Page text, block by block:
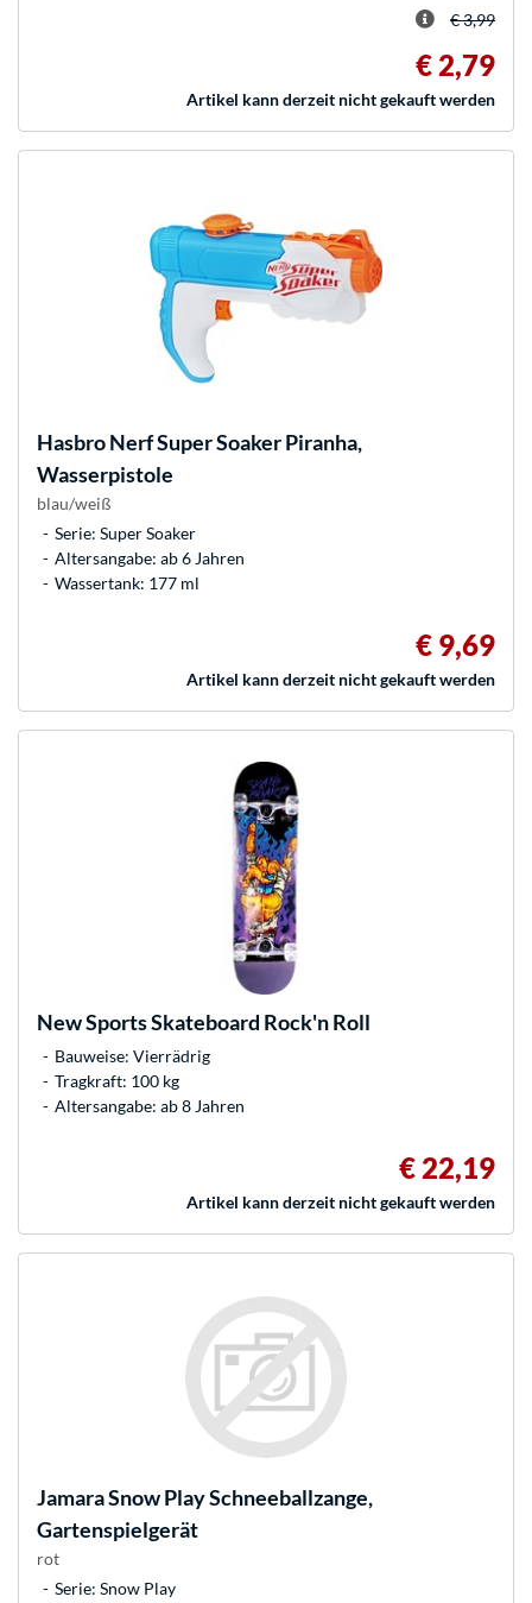
€ 3,99
€ 2,79
Artikel kann derzeit nicht gekauft werden
HasbroNerf Super Soaker Piranha,
Wasserpistole
blau/weiß
Serie: Super Soaker
Altersangabe: ab 6 Jahren
Wassertank: 177 ml
€ 9,69
Artikel kann derzeit nicht gekauft werden
New SportsSkateboard Rock'n Roll
Bauweise: Vierrädrig
Tragkraft: 100 kg
Altersangabe: ab 8 Jahren
€ 22,19
Artikel kann derzeit nicht gekauft werden
JamaraSnow Play Schneeballzange,
Gartenspielgerät
rot
Serie: Snow Play